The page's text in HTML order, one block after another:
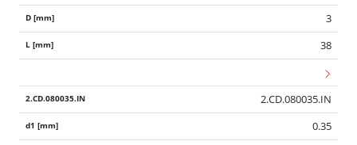
3
38
2.CD.080035.IN
0.35